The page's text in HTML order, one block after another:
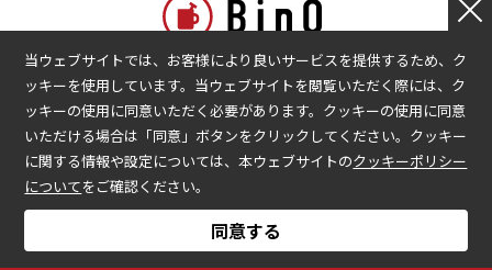
本部へのお問い合わせ
会社情報
プライバシーポリシー
加盟企業の募集
加盟店様ログイン
COPYRIGHT © BinO ALL RIGHTS RESERVED.
当ウェブサイトでは、お客様により良いサービスを提供するため、ク
ッキーを使用しています。当ウェブサイトを閲覧いただく際には、ク
ッキーの使用に同意いただく必要があります。クッキーの使用に同意
いただける場合は「同意」ボタンをクリックしてください。クッキー
に関する情報や設定については、本ウェブサイトのクッキーポリシー
についてをご確認ください。
同意する